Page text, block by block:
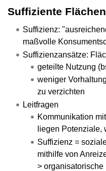
Suffiziente
Suffizienz:
maßvolle
Suffizienzansätze:
geteilte Nutzung
weniger
zu verzichten
Leitfragen
Kommunikation
liegen Potenziale,
Suffizienz =
mithilfe von
>